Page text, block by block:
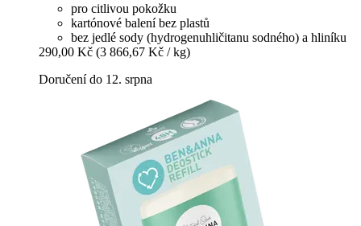
pro citlivou pokožku
kartónové balení bez plastů
bez jedlé sody (hydrogenuhličitanu sodného) a hliníku
290,00 Kč (3 866,67 Kč / kg)
Doručení do 12. srpna